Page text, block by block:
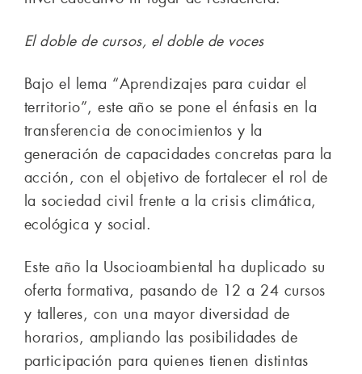
El doble de cursos, el doble de voces
Bajo el lema “Aprendizajes para cuidar el
territorio”, este año se pone el énfasis en la
transferencia de conocimientos y la
generación de capacidades concretas para la
acción, con el objetivo de fortalecer el rol de
la sociedad civil frente a la crisis climática,
ecológica y social.
Este año la Usocioambiental ha duplicado su
oferta formativa, pasando de 12 a 24 cursos
y talleres, con una mayor diversidad de
horarios, ampliando las posibilidades de
participación para quienes tienen distintas